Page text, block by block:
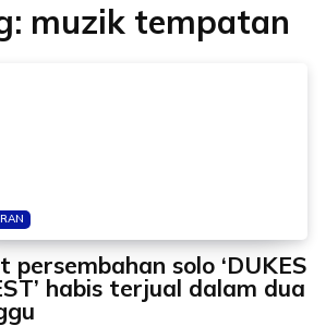
muzik tempatan
persembahan solo ‘DUKES
habis terjual dalam dua